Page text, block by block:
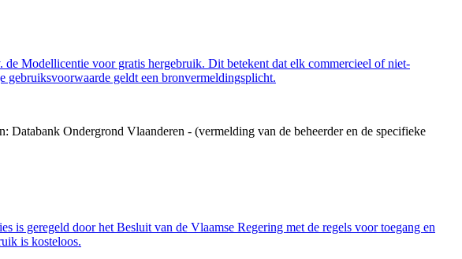
Modellicentie voor gratis hergebruik. Dit betekent dat elk commercieel of niet-
gebruiksvoorwaarde geldt een bronvermeldingsplicht.
Ondergrond Vlaanderen - (vermelding van de beheerder en de specifieke
is geregeld door het Besluit van de Vlaamse Regering met de regels voor toegang en
is kosteloos.